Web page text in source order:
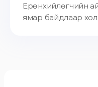
Ерөнхийлөгчийн
ямар байдлаар